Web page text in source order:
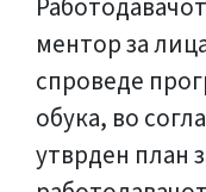
ментор за
спроведе
обука, во
утврден план